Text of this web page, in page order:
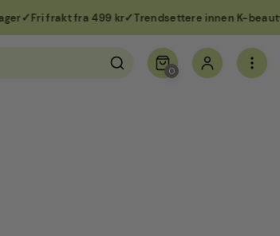
Fri frakt fra 499 kr Trendsettere innen K-beauty i
0